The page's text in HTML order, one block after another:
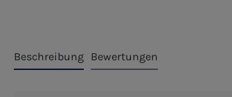
Beschreibung Bewertungen